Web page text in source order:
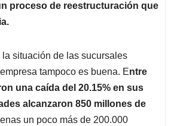
proceso de reestructuración que
la situación de las sucursales
tampoco es buena. Entre
una caída del 20.15% en sus
alcanzaron 850 millones de
un poco más de 200.000